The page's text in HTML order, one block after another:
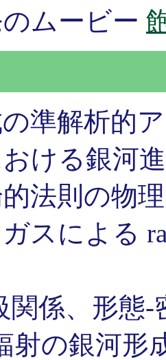
ムービー
準解析的
ける銀河
法則の物
スによる
係、形態-
射の銀河形